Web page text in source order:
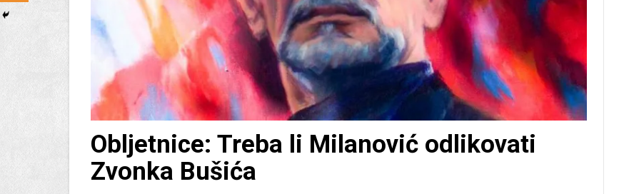
Obljetnice: Treba li Milanović odlikovati
Zvonka Bušića